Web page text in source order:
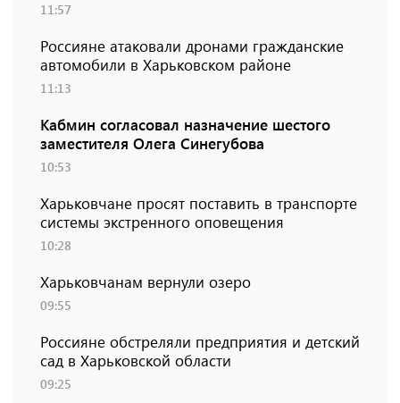
11:57
Россияне атаковали дронами гражданские
автомобили в Харьковском районе
11:13
Кабмин согласовал назначение шестого
заместителя Олега Синегубова
10:53
Харьковчане просят поставить в транспорте
системы экстренного оповещения
10:28
Харьковчанам вернули озеро
09:55
Россияне обстреляли предприятия и детский
сад в Харьковской области
09:25